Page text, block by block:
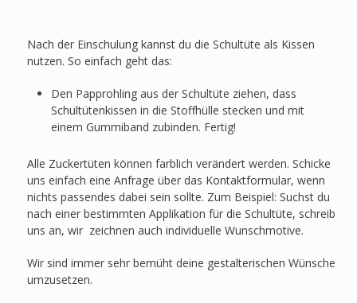
Nach der Einschulung kannst du die Schultüte als Kissen
nutzen. So einfach geht das:
Den Papprohling aus der Schultüte ziehen, dass
Schultütenkissen in die Stoffhülle stecken und mit
einem Gummiband zubinden. Fertig!
Alle Zuckertüten können farblich verändert werden. Schicke
uns einfach eine Anfrage über das Kontaktformular, wenn
nichts passendes dabei sein sollte. Zum Beispiel: Suchst du
nach einer bestimmten Applikation für die Schultüte, schreib
uns an, wir zeichnen auch individuelle Wunschmotive.
Wir sind immer sehr bemüht deine gestalterischen Wünsche
umzusetzen.